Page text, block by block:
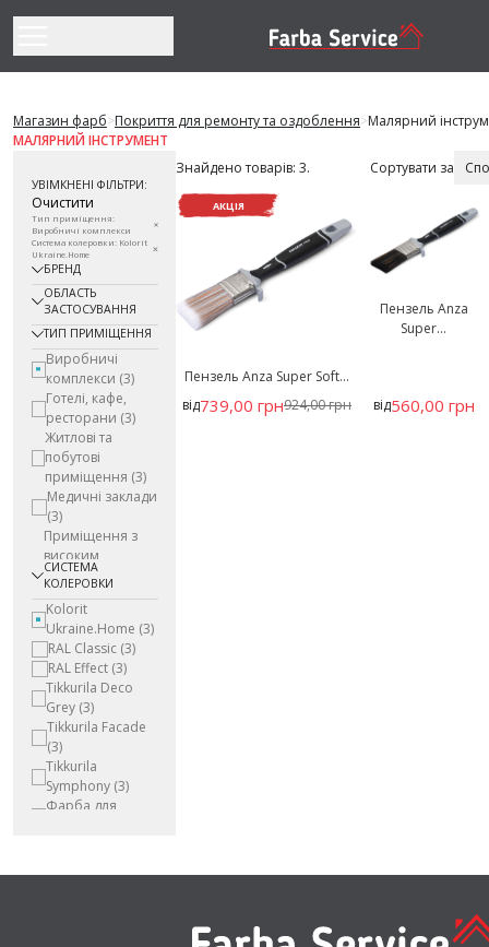
Магазин фарб>Покриття для ремонту та оздоблення>Малярний
МАЛЯРНИЙ ІНСТРУМЕНТ
УВІМКНЕНІ ФІЛЬТРИ:
Очистити
Тип приміщення:
Виробничі комплекси
Система колеровки: Kolorit
Ukraine.Home
БРЕНД
ОБЛАСТЬ
ЗАСТОСУВАННЯ
ТИП ПРИМІЩЕННЯ
Виробничі
комплекси (3)
Готелі, кафе,
ресторани (3)
Житлові та
побутові
приміщення (3)
Медичні заклади
(3)
Приміщення з
високим
експлуатаційним
навантаженням
(3)
Приміщення
загального
користування
Приміщення, що
не обігріваються
(3)
Промислові
будівлі (3)
Торговельні
приміщення
СИСТЕМА
КОЛЕРОВКИ
Kolorit
Ukraine.Home (3)
RAL Classic (3)
RAL Effect (3)
Tikkurila Deco
Grey (3)
Tikkurila Facade
(3)
Tikkurila
Symphony (3)
Фарба для
Знайдено товарів: 3. Сортувати за
АКЦІЯ
Пензель Anza Super Soft...
від739,00 грн924,00 грн
Пензель Anza
Super...
від560,00 грн